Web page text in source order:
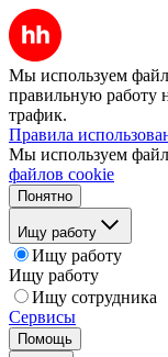
Мы используем
правильную работу
трафик.
Правила
Мы используем
файлов cookie
Понятно
Ищу работу
Ищу работу
Ищу работу
Ищу сотрудника
Сервисы
Помощь